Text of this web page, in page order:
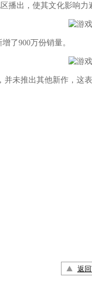
出，使其文化影响力
了900万份销量。
并未推出其他新作，
返